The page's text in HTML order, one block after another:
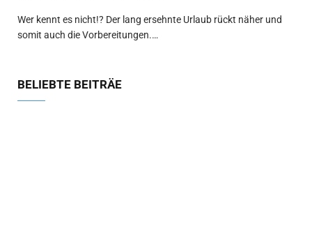
Wer kennt es nicht!? Der lang ersehnte Urlaub rückt näher und
somit auch die Vorbereitungen.…
BELIEBTE BEITRÄE